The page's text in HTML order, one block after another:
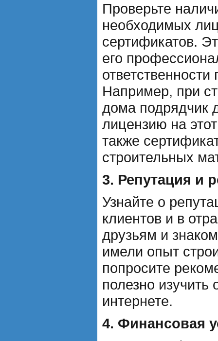
Проверьте
необходимых
сертификатов.
его
Например, при
дома подрядчик
лицензию на
также
строительных
3. Репутация и
Узнайте о
клиентов и в
друзьям и
имели опыт
попросите
полезно
интернете.
4. Финансовая